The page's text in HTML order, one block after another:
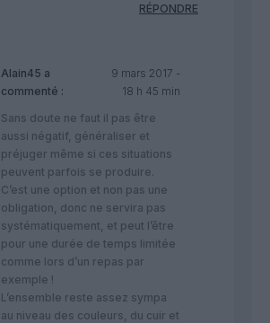
RÉPONDRE
Alain45 a
commenté :
9 mars 2017 -
18 h 45 min
Sans doute ne faut il pas être
aussi négatif, généraliser et
préjuger même si ces situations
peuvent parfois se produire.
C’est une option et non pas une
obligation, donc ne servira pas
systématiquement, et peut l’être
pour une durée de temps limitée
comme lors d’un repas par
exemple !
L’ensemble reste assez sympa
au niveau des couleurs, du cuir et